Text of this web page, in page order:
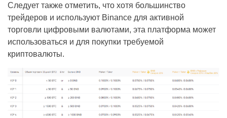
Следует также отметить, что хотя большинство
трейдеров и используют Binance для активной
торговли цифровыми валютами, эта платформа может
использоваться и для покупки требуемой
криптовалюты.